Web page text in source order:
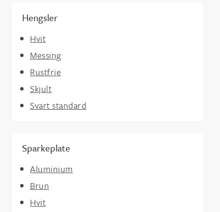
Hengsler
Hvit
Messing
Rustfrie
Skjult
Svart standard
Sparkeplate
Aluminium
Brun
Hvit